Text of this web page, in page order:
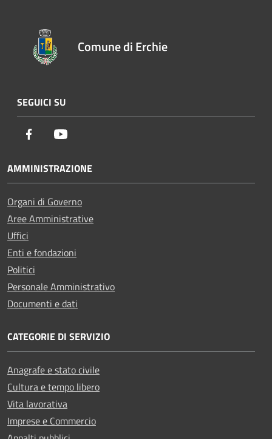
Comune di Erchie
SEGUICI SU
Facebook
AMMINISTRAZIONE
Organi di Governo
Aree Amministrative
Uffici
Enti e fondazioni
Politici
Personale Amministrativo
Documenti e dati
CATEGORIE DI SERVIZIO
Anagrafe e stato civile
Cultura e tempo libero
Vita lavorativa
Imprese e Commercio